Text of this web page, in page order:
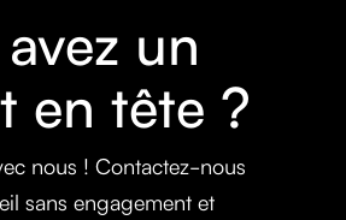
un
en tête ?
nous ! Contactez-nous
sans engagement et